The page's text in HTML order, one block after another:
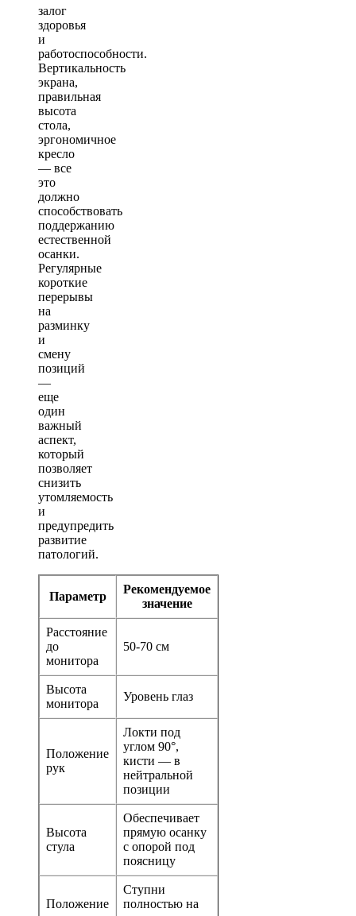
залог
здоровья
и
работоспособности.
Вертикальность
экрана,
правильная
высота
стола,
эргономичное
кресло
— все
это
должно
способствовать
поддержанию
естественной
осанки.
Регулярные
короткие
перерывы
на
разминку
и
смену
позиций
—
еще
один
важный
аспект,
который
позволяет
снизить
утомляемость
и
предупредить
развитие
патологий.
Параметр
Рекомендуемое
значение
Расстояние
до
монитора
50-70 см
Высота
монитора
Уровень глаз
Положение
рук
Локти под
углом 90°,
кисти — в
нейтральной
позиции
Высота
стула
Обеспечивает
прямую осанку
с опорой под
поясницу
Положение
Ступни
полностью на